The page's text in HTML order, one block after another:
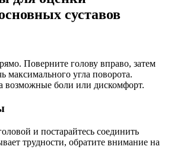
суставов
Поверните голову вправо, затем
максимального угла поворота.
возможные боли или дискомфорт.
и постарайтесь соединить
трудности, обратите внимание на